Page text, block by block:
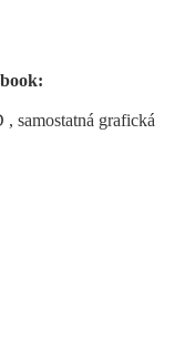
samostatná grafická